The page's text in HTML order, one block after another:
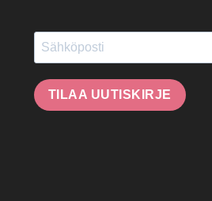
TILAA UUTISKIRJE